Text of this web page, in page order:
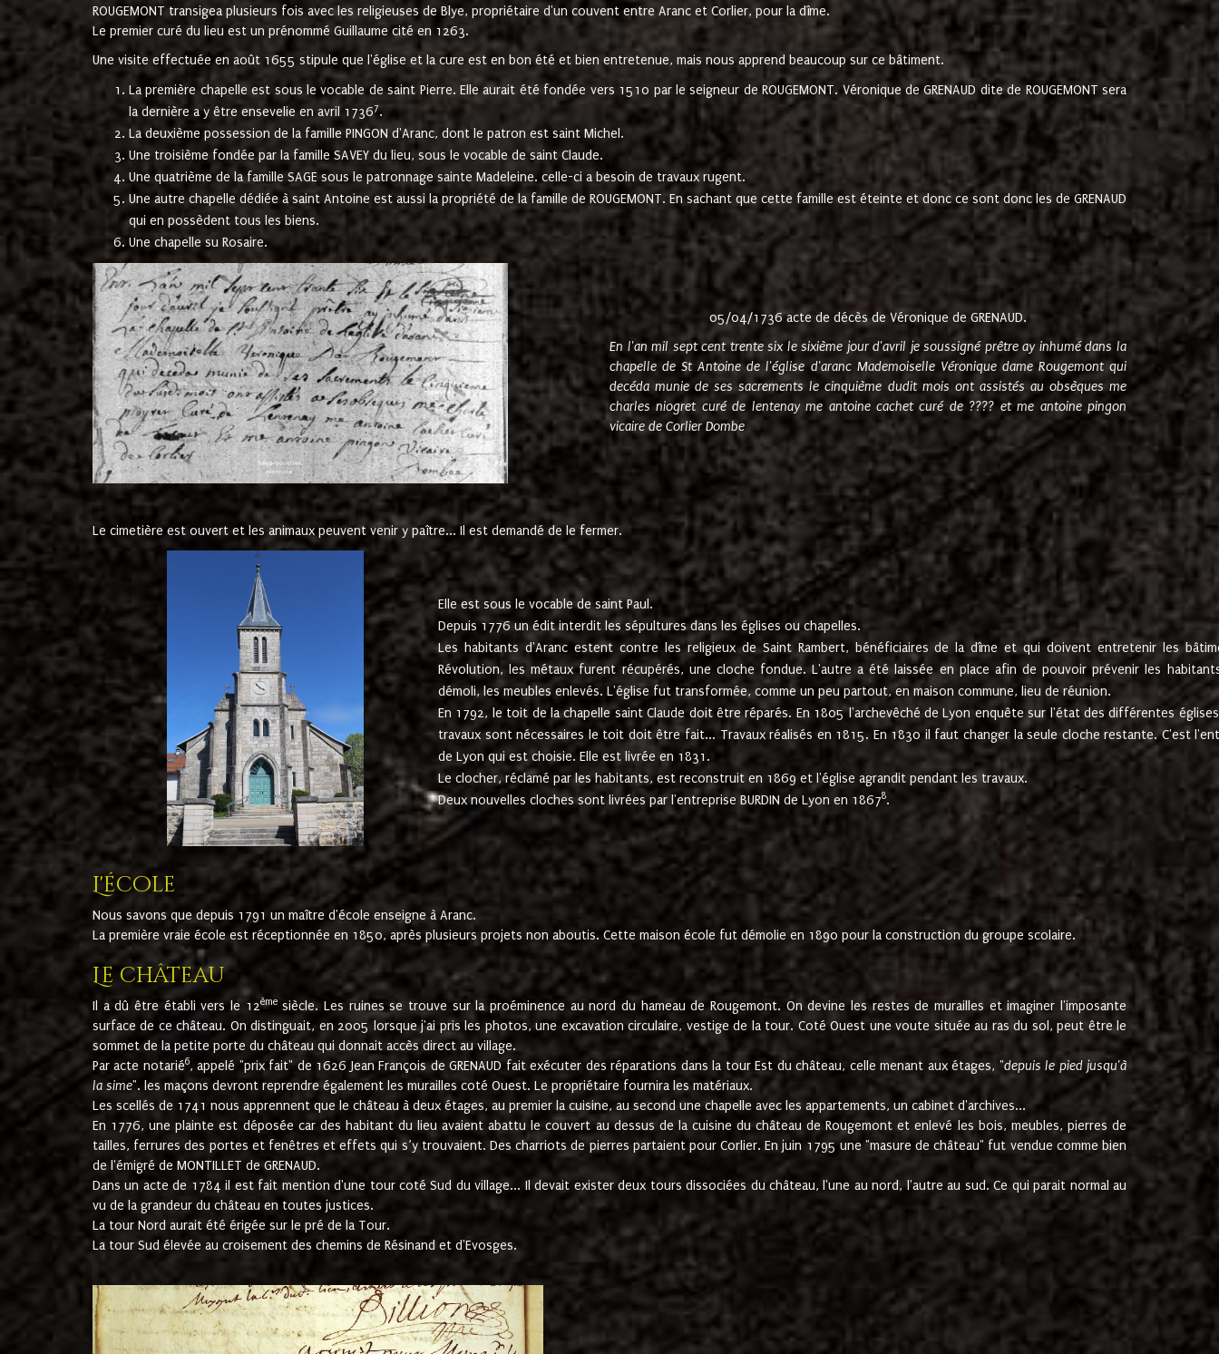
ROUGEMONT transigea plusieurs fois avec les religieuses de Blye, propriétaire d'un couvent entre Aranc et Corlier, pour la dîme.
Le premier curé du lieu est un prénommé Guillaume cité en 1263.
Une visite effectuée en août 1655 stipule que l'église et la cure est en bon été et bien entretenue, mais nous apprend beaucoup sur ce bâtiment.
La première chapelle est sous le vocable de saint Pierre. Elle aurait été fondée vers 1510 par le seigneur de ROUGEMONT. Véronique de GRENAUD dite de ROUGEMONT sera
la dernière a y être ensevelie en avril 17367.
La deuxième possession de la famille PINGON d'Aranc, dont le patron est saint Michel.
Une troisième fondée par la famille SAVEY du lieu, sous le vocable de saint Claude.
Une quatrième de la famille SAGE sous le patronnage sainte Madeleine. celle-ci a besoin de travaux rugent.
Une autre chapelle dédiée à saint Antoine est aussi la propriété de la famille de ROUGEMONT. En sachant que cette famille est éteinte et donc ce sont donc les de GRENAUD
qui en possèdent tous les biens.
Une chapelle su Rosaire.
05/04/1736 acte de décès de Véronique de GRENAUD.
En l'an mil sept cent trente six le sixième jour d'avril je soussigné prêtre ay inhumé dans la
chapelle de St Antoine de l'église d'aranc Mademoiselle Véronique dame Rougemont qui
decéda munie de ses sacrements le cinquième dudit mois ont assistés au obsèques me
charles niogret curé de lentenay me antoine cachet curé de ???? et me antoine pingon
vicaire de Corlier Dombe
Le cimetière est ouvert et les animaux peuvent venir y paître... Il est demandé de le fermer.
Elle est sous le vocable de saint Paul.
Depuis 1776 un édit interdit les sépultures dans les églises ou chapelles.
Les habitants d'Aranc estent contre les religieux de Saint Rambert, bénéficiaires de la dîme et qui doivent entretenir les
Révolution, les métaux furent récupérés, une cloche fondue. L'autre a été laissée en place afin de pouvoir prévenir les
démoli, les meubles enlevés. L'église fut transformée, comme un peu partout, en maison commune, lieu de réunion.
En 1792, le toit de la chapelle saint Claude doit être réparés. En 1805 l'archevêché de Lyon enquête sur l'état des différentes
travaux sont nécessaires le toit doit être fait... Travaux réalisés en 1815. En 1830 il faut changer la seule cloche restante. C'est
de Lyon qui est choisie. Elle est livrée en 1831.
Le clocher, réclamé par les habitants, est reconstruit en 1869 et l'église agrandit pendant les travaux.
Deux nouvelles cloches sont livrées par l'entreprise BURDIN de Lyon en 18678.
L'école
Nous savons que depuis 1791 un maître d'école enseigne à Aranc.
La première vraie école est réceptionnée en 1850, après plusieurs projets non aboutis. Cette maison école fut démolie en 1890 pour la construction du groupe scolaire.
Le château
Il a dû être établi vers le 12èmesiècle. Les ruines se trouve sur la proéminence au nord du hameau de Rougemont. On devine les restes de murailles et imaginer l'imposante
surface de ce château. On distinguait, en 2005 lorsque j'ai pris les photos, une excavation circulaire, vestige de la tour. Coté Ouest une voute située au ras du sol, peut être le
sommet de la petite porte du château qui donnait accès direct au village.
Par acte notarié6, appelé "prix fait" de 1626 Jean François de GRENAUD fait exécuter des réparations dans la tour Est du château, celle menant aux étages, "depuis le pied jusqu'à
la sime". les maçons devront reprendre également les murailles coté Ouest. Le propriétaire fournira les matériaux.
Les scellés de 1741 nous apprennent que le château à deux étages, au premier la cuisine, au second une chapelle avec les appartements, un cabinet d'archives...
En 1776, une plainte est déposée car des habitant du lieu avaient abattu le couvert au dessus de la cuisine du château de Rougemont et enlevé les bois, meubles, pierres de
tailles, ferrures des portes et fenêtres et effets qui s’y trouvaient. Des charriots de pierres partaient pour Corlier. En juin 1795 une "masure de château" fut vendue comme bien
de l'émigré de MONTILLET de GRENAUD.
Dans un acte de 1784 il est fait mention d'une tour coté Sud du village... Il devait exister deux tours dissociées du château, l'une au nord, l'autre au sud. Ce qui parait normal au
vu de la grandeur du château en toutes justices.
La tour Nord aurait été érigée sur le pré de la Tour.
La tour Sud élevée au croisement des chemins de Résinand et d'Evosges.